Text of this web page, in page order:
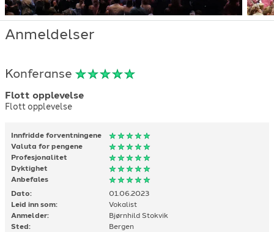
Anmeldelser
Konferanse
Flott opplevelse
Flott opplevelse
Innfridde forventningene
Valuta for pengene
Profesjonalitet
Dyktighet
Anbefales
Dato:
01.06.2023
Leid inn som:
Vokalist
Anmelder:
Bjørnhild Stokvik
Sted:
Bergen